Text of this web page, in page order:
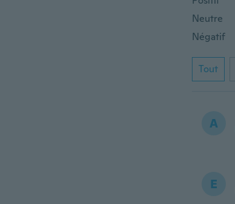
Neutre
Négatif
Tout
A
E